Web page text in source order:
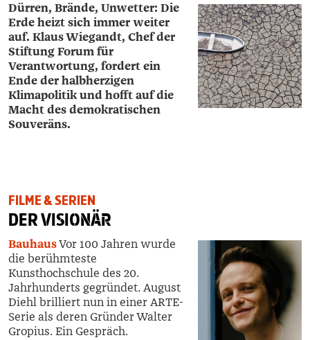
Dürren, Brände, Unwetter: Die
Erde heizt sich immer weiter
auf. Klaus Wiegandt, Chef der
Stiftung Forum für
Verantwortung, fordert ein
Ende der halbherzigen
Klimapolitik und hofft auf die
Macht des demokratischen
Souveräns.
FILME & SERIEN
DERVISIONÄR
BauhausVor 100 Jahren wurde
die berühmteste
Kunsthochschule des 20.
Jahrhunderts gegründet. August
Diehl brilliert nun in einer ARTE-
Serie als deren Gründer Walter
Gropius. Ein Gespräch.